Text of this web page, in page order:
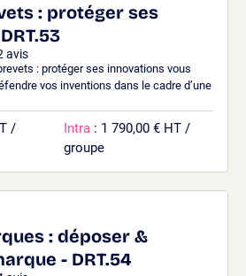
: protéger ses
avis
: protéger ses innovations vous
vos inventions dans le cadre d’une
/
Intra : 1 790,00 € HT /
groupe
: déposer &
- DRT.54